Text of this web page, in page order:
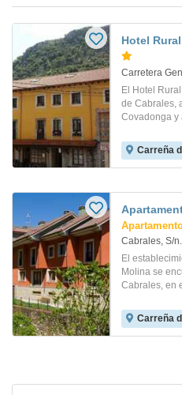
Hotel
El Hotel
de Cabrales,
Covadonga y
Carreña
Cabrales, S/
El
Molina se
Cabrales, en
Carreña